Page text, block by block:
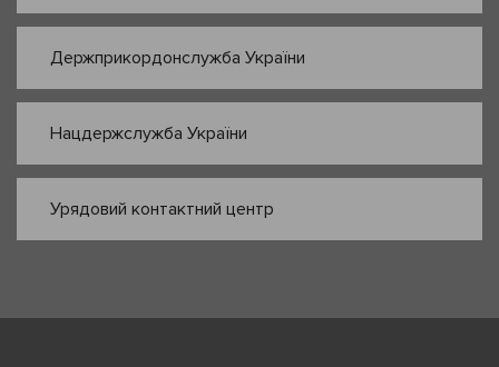
Держприкордонслужба України
Нацдержслужба України
Урядовий контактний центр